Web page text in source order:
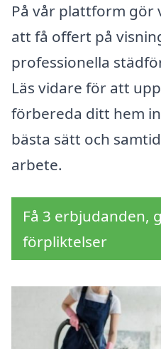
På vår plattform gör
att få offert på
professionella
Läs vidare för att
förbereda ditt hem
bästa sätt och
arbete.
Få 3 erbjudanden,
förpliktelser